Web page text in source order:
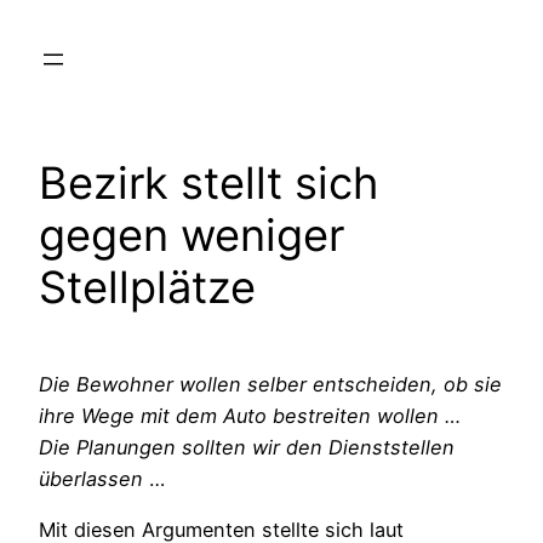
Inhalt
Bezirk stellt sich
gegen weniger
Stellplätze
Die Bewohner wollen selber entscheiden, ob sie
ihre Wege mit dem Auto bestreiten wollen …
Die Planungen sollten wir den Dienststellen
überlassen …
Mit diesen Argumenten stellte sich laut